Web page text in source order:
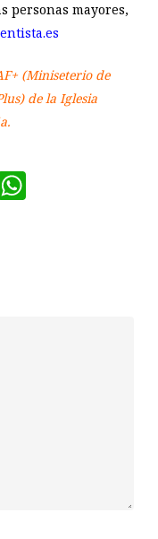
personas mayores,
(Miniseterio de
de la Iglesia